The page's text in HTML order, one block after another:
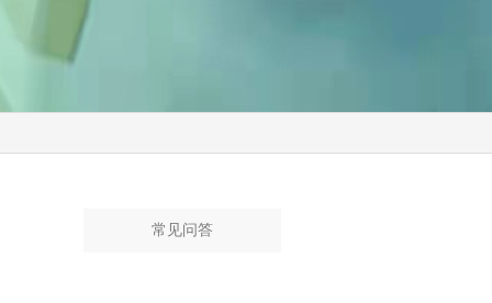
常见问答